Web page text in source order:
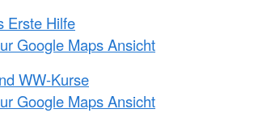
Erste Hilfe
Google Maps Ansicht
WW-Kurse
Google Maps Ansicht